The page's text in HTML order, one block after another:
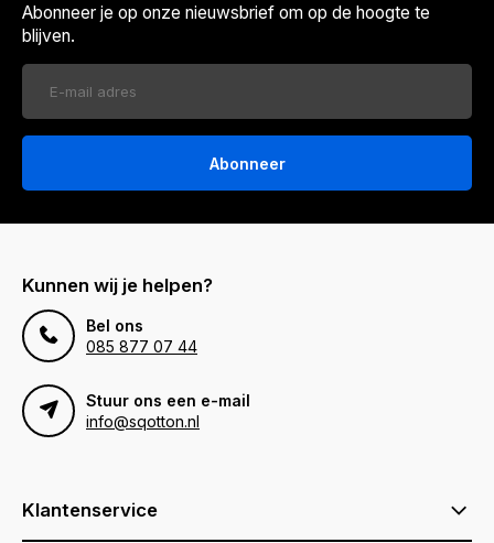
Abonneer je op onze nieuwsbrief om op de hoogte te
blijven.
Abonneer
Kunnen wij je helpen?
Bel ons
085 877 07 44
Stuur ons een e-mail
info@sqotton.nl
Klantenservice